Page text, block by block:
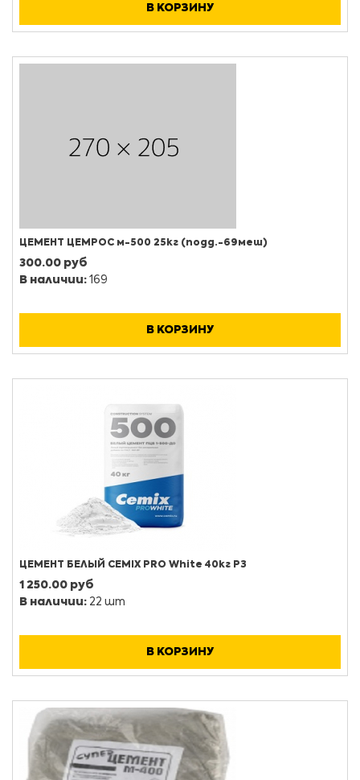
В КОРЗИНУ
ЦЕМЕНТ ЦЕМРОС м-500 25кг (подд.-69меш)
300.00 руб
В наличии: 169
В КОРЗИНУ
ЦЕМЕНТ БЕЛЫЙ CEMIX PRO White 40кг РЗ
1 250.00 руб
В наличии: 22 шт
В КОРЗИНУ